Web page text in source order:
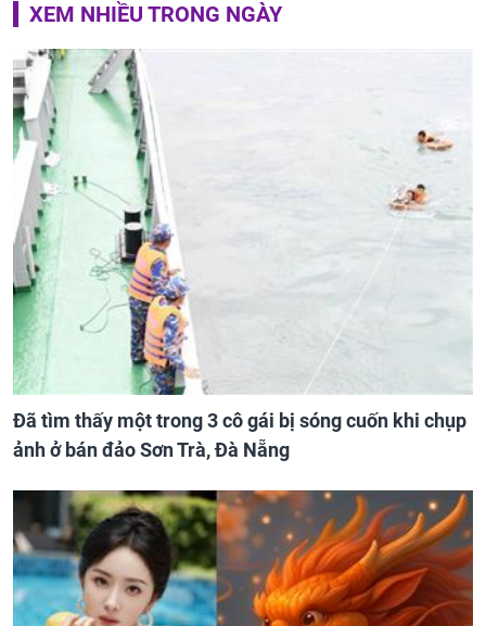
XEM NHIỀU TRONG NGÀY
Đã tìm thấy một trong 3 cô gái bị sóng cuốn khi chụp
ảnh ở bán đảo Sơn Trà, Đà Nẵng